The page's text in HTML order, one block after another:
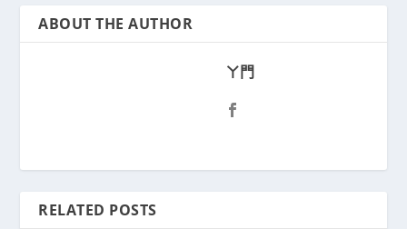
ABOUT THE AUTHOR
ㄚ門
RELATED POSTS